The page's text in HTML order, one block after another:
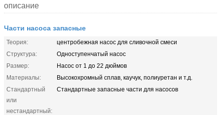
описание
Части насоса запасные
Теория:
центробежная насос для сливочной смеси
Структура:
Одноступенчатый насос
Размер:
Насос от 1 до 22 дюймов
Материалы:
Высокохромный сплав, каучук, полиуретан и т.д.
Стандартный
или
нестандартный:
Стандартные запасные части для насосов